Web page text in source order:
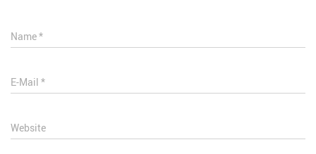
Name*
E-Mail *
Website